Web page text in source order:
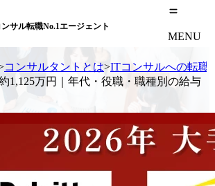
ンサル転職No.1エージェント
MENU
コンサルタントとは>ITコンサルへの転職
1,125万円｜年代・役職・職種別の給与